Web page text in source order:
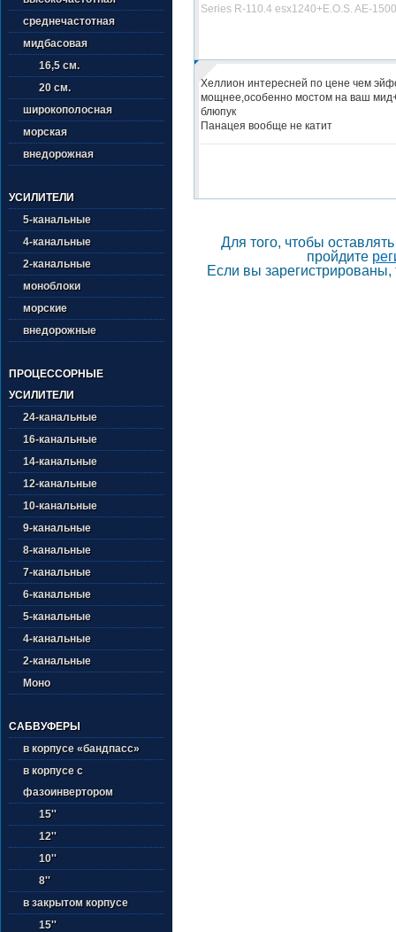
среднечастотная
мидбасовая
16,5 см.
20 см.
широкополосная
морская
внедорожная
УСИЛИТЕЛИ
5-канальные
4-канальные
2-канальные
моноблоки
морские
внедорожные
ПРОЦЕССОРНЫЕ
УСИЛИТЕЛИ
24-канальные
16-канальные
14-канальные
12-канальные
10-канальные
9-канальные
8-канальные
7-канальные
6-канальные
5-канальные
4-канальные
2-канальные
Моно
САБВУФЕРЫ
в корпусе «бандпасс»
в корпусе с
фазоинвертором
15''
12''
10''
8''
в закрытом корпусе
15''
Series R-110.4 esx1240+E.O.S. AE-
Хеллион интересней по цене чем
мощнее,особенно мостом на ваш
блюпук
Панацея вообще не катит
Для того, чтобы
пройдите
Если вы